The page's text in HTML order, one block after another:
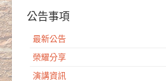
公告事項
最新公告
榮耀分享
演講資訊